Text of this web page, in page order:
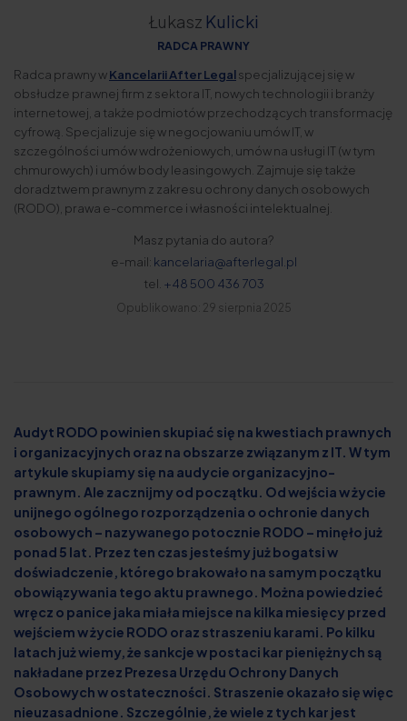
Łukasz Kulicki
RADCA PRAWNY
Radca prawny wKancelarii After Legalspecjalizującej się w
obsłudze prawnej firm z sektora IT, nowych technologii i branży
internetowej, a także podmiotów przechodzących transformację
cyfrową. Specjalizuje się w negocjowaniu umów IT, w
szczególności umów wdrożeniowych, umów na usługi IT (w tym
chmurowych) i umów body leasingowych. Zajmuje się także
doradztwem prawnym z zakresu ochrony danych osobowych
(RODO), prawa e-commerce i własności intelektualnej.
Masz pytania do autora?
e-mail: kancelaria@afterlegal.pl
tel. +48 500 436 703
Opublikowano: 29 sierpnia 2025
Audyt RODO powinien skupiać się na kwestiach prawnych
i organizacyjnych oraz na obszarze związanym z IT. W tym
artykule skupiamy się na audycie organizacyjno-
prawnym. Ale zacznijmy od początku. Od wejścia w życie
unijnego ogólnego rozporządzenia o ochronie danych
osobowych – nazywanego potocznie RODO – minęło już
ponad 5 lat. Przez ten czas jesteśmy już bogatsi w
doświadczenie, którego brakowało na samym początku
obowiązywania tego aktu prawnego. Można powiedzieć
wręcz o panice jaka miała miejsce na kilka miesięcy przed
wejściem w życie RODO oraz straszeniu karami. Po kilku
latach już wiemy, że sankcje w postaci kar pieniężnych są
nakładane przez Prezesa Urzędu Ochrony Danych
Osobowych w ostateczności. Straszenie okazało się więc
nieuzasadnione. Szczególnie, że wiele z tych kar jest